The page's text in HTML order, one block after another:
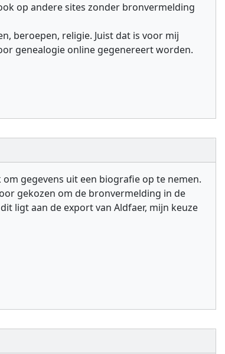
op andere sites zonder bronvermelding
beroepen, religie. Juist dat is voor mij
genealogie online gegenereert worden.
gegevens uit een biografie op te nemen.
gekozen om de bronvermelding in de
ligt aan de export van Aldfaer, mijn keuze